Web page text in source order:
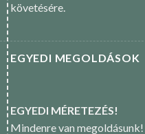
követésére.
EGYEDI MEGOLDÁSOK
EGYEDI MÉRETEZÉS!
Mindenre van megoldásunk!